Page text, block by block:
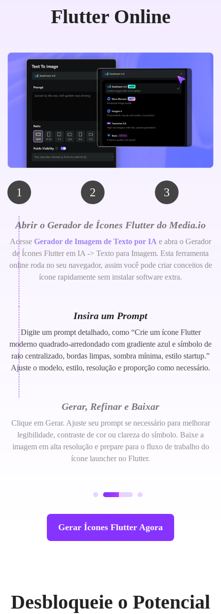
Flutter Online
1 2 3
Abrir o Gerador de Ícones Flutter do Media.io
Acesse Gerador de Imagem de Texto por IA e abra o Gerador
de Ícones Flutter em IA -> Texto para Imagem. Esta ferramenta
online roda no seu navegador, assim você pode criar conceitos de
ícone rapidamente sem instalar software extra.
Insira um Prompt
Digite um prompt detalhado, como “Crie um ícone Flutter
moderno quadrado-arredondado com gradiente azul e símbolo de
raio centralizado, bordas limpas, sombra mínima, estilo startup.”
Ajuste o modelo, estilo, resolução e proporção como necessário.
Gerar, Refinar e Baixar
Clique em Gerar. Ajuste seu prompt se necessário para melhorar
legibilidade, contraste de cor ou clareza do símbolo. Baixe a
imagem em alta resolução e prepare para o fluxo de trabalho do
ícone launcher no Flutter.
Gerar Ícones Flutter Agora
Desbloqueie o Potencial